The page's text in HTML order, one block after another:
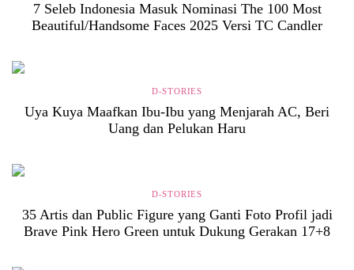
7 Seleb Indonesia Masuk Nominasi The 100 Most
Beautiful/Handsome Faces 2025 Versi TC Candler
D-STORIES
Uya Kuya Maafkan Ibu-Ibu yang Menjarah AC, Beri
Uang dan Pelukan Haru
D-STORIES
35 Artis dan Public Figure yang Ganti Foto Profil jadi
Brave Pink Hero Green untuk Dukung Gerakan 17+8